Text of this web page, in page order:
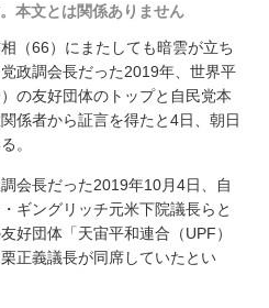
本文とは関係ありません
（66）にまたしても暗雲が立ち
政調会長だった2019年、世界平
の友好団体のトップと自民党本
係者から証言を得たと4日、朝日
。
会長だった2019年10月4日、自
ギングリッチ元米下院議長らと
好団体「天宙平和連合（UPF）
正義議長が同席していたとい